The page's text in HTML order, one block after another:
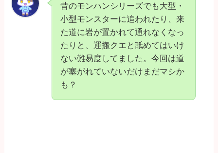
昔のモンハンシリーズでも大型・
小型モンスターに追われたり、来
た道に岩が置かれて通れなくなっ
たりと、運搬クエと舐めてはいけ
ない難易度してました。今回は道
が塞がれていないだけまだマシか
も？